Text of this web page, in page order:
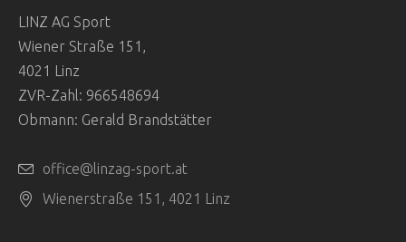
LINZ AG Sport
Wiener Straße 151,
4021 Linz
ZVR-Zahl: 966548694
Obmann: Gerald Brandstätter
office@linzag-sport.at
Wienerstraße 151, 4021 Linz